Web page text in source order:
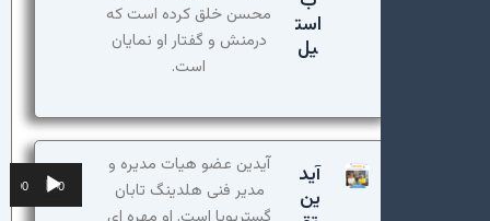
است
یل
محسن خلق کرده است که
درمنش و گفتار او نمایان
است.
آید
ین
آیدین عضو هیات مدیره و
مدیر فنی هلدینگ تابان
پخش‌کننده
صوت
00:00